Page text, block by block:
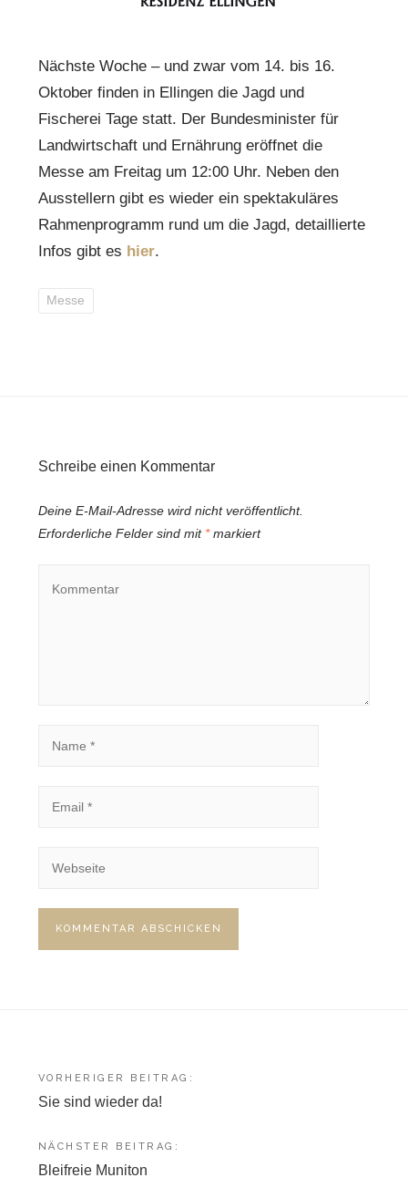
Nächste Woche – und zwar vom 14. bis 16.
Oktober finden in Ellingen die Jagd und
Fischerei Tage statt. Der Bundesminister für
Landwirtschaft und Ernährung eröffnet die
Messe am Freitag um 12:00 Uhr. Neben den
Ausstellern gibt es wieder ein spektakuläres
Rahmenprogramm rund um die Jagd, detaillierte
Infos gibt es hier.
Messe
Schreibe einen Kommentar
Deine E-Mail-Adresse wird nicht veröffentlicht.
Erforderliche Felder sind mit *markiert
Beitragsnavigation
VORHERIGER BEITRAG:
Sie sind wieder da!
NÄCHSTER BEITRAG:
Bleifreie Muniton